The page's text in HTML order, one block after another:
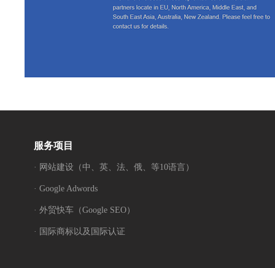
服务项目
· 网站建设（中、英、法、俄、等10语言）
· Google Adwords
· 外贸快车（Google SEO）
· 国际商标以及国际认证